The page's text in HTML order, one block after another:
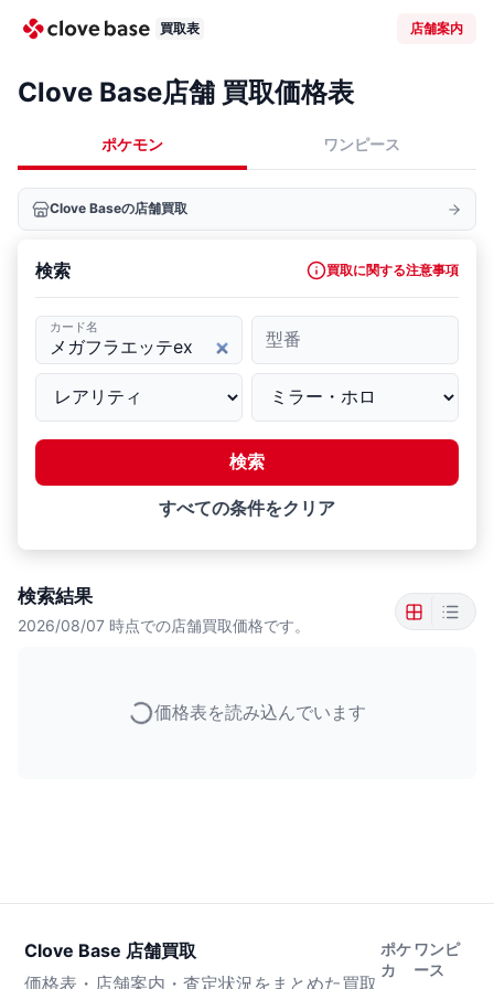
買取表 店舗案内
Clove Base店舗 買取価格表
ポケモン ワンピース
Clove Baseの店舗買取
検索 買取に関する注意事項
カード名
型番
検索
すべての条件をクリア
検索結果
2026/08/07 時点での店舗買取価格です。
価格表を読み込んでいます
Clove Base 店舗買取
価格表・店舗案内・査定状況をまとめた買取
ポケ
カ
ワンピ
ース